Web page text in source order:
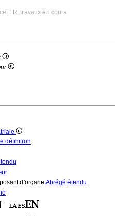
FR, travaux en cours
définition
d'organe Abrégé étendu